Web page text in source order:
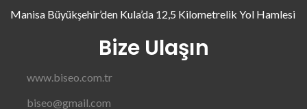
Manisa Büyükşehir’den Kula’da 12,5 Kilometrelik Yol Hamlesi
Bize Ulaşın
www.biseo.com.tr
biseo@gmail.com